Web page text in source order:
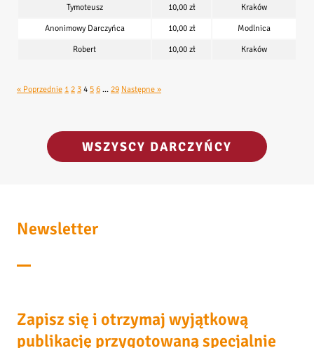
Tymoteusz
10,00 zł
Kraków
Anonimowy Darczyńca
10,00 zł
Modlnica
Robert
10,00 zł Kraków
« Poprzednie 1 2 3 4 5 6 … 29 Następne »
WSZYSCY DARCZYŃCY
Newsletter
Zapisz się i otrzymaj wyjątkową
publikację przygotowaną specjalnie